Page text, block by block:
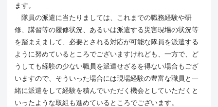
ます。
隊員の派遣に当たりましては、これまでの職務経験や研
修、講習等の履修状況、あるいは派遣する災害現場の状況等
を踏まえまして、必要とされる対応が可能な隊員を派遣する
ように努めているところでございますけれども、一方で、ど
うしても経験の少ない職員を派遣せざるを得ない場合もござ
いますので、そういった場合には現場経験の豊富な職員と一
緒に派遣をして経験を積んでいただく機会としていただくと
いったような取組も進めているところでございます。